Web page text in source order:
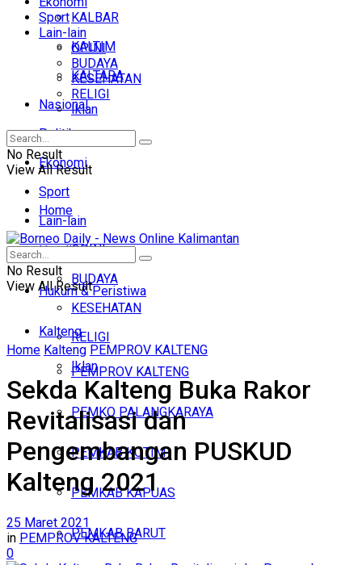
KALBAR
KALTIM
KALTARA
Nasional
Politik
Ekonomi
Sport
Lain-lain
OPINI
BUDAYA
KESEHATAN
RELIGI
Iklan
Senin, Agustus 10, 2026
Sport
Lain-lain
OPINI
BUDAYA
KESEHATAN
RELIGI
Iklan
No Result
View All Result
Home
Headline
Hukum & Peristiwa
Kalteng
PEMPROV KALTENG
PEMKO PALANGKARAYA
PEMKAB KOTIM
PEMKAB KAPUAS
PEMKAB BARUT
No Result
View All Result
Home Kalteng PEMPROV KALTENG
Sekda Kalteng Buka Rakor
Revitalisasi dan
Pengembangan PUSKUD
Kalteng 2021
25 Maret 2021
in PEMPROV KALTENG
0